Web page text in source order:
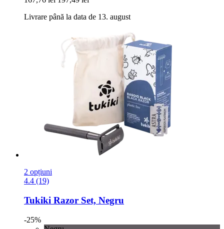
Livrare până la data de 13. august
2 opțiuni
4.4 (19)
Tukiki Razor Set, Negru
-25%